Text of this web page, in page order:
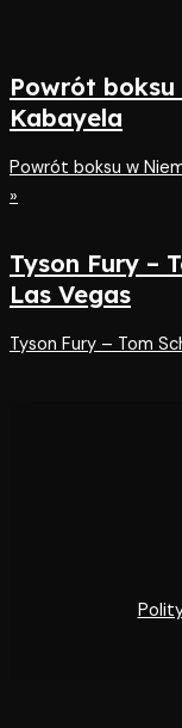
Powrót boksu
Kabayela
Powrót boksu w
»
Tyson Fury –
Las Vegas
Tyson Fury – Tom